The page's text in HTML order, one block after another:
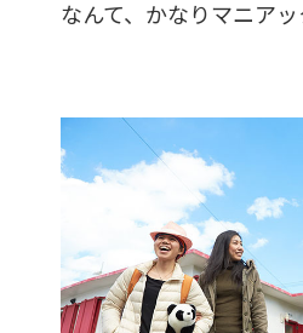
なんて、かなりマニアッ